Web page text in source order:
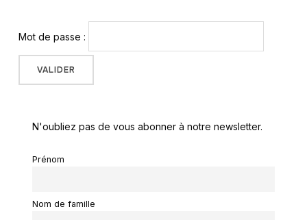
Mot de passe :
N'oubliez pas de vous abonner à notre newsletter.
Prénom
Nom de famille